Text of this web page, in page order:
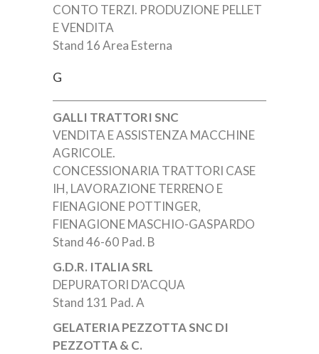
CONTO TERZI. PRODUZIONE PELLET
E VENDITA
Stand 16 Area Esterna
G
GALLI TRATTORI SNC
VENDITA E ASSISTENZA MACCHINE
AGRICOLE.
CONCESSIONARIA TRATTORI CASE
IH, LAVORAZIONE TERRENO E
FIENAGIONE POTTINGER,
FIENAGIONE MASCHIO-GASPARDO
Stand 46-60 Pad. B
G.D.R. ITALIA SRL
DEPURATORI D’ACQUA
Stand 131 Pad. A
GELATERIA PEZZOTTA SNC DI
PEZZOTTA & C.